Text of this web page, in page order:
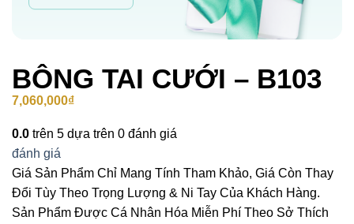
BÔNG TAI CƯỚI – B103
7,060,000₫
0.0 trên 5 dựa trên 0 đánh giá
đánh giá
Giá Sản Phẩm Chỉ Mang Tính Tham Khảo, Giá Còn Thay
Đổi Tùy Theo Trọng Lượng & Ni Tay Của Khách Hàng.
Sản Phẩm Được Cá Nhân Hóa Miễn Phí Theo Sở Thích